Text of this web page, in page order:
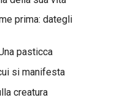
prima: dategli
pasticca
si manifesta
creatura